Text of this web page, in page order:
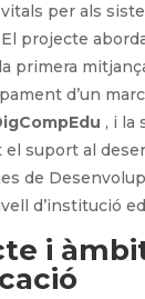
per als
projecte
primera
d’un
, i la
el suport al
de
d’institució
i